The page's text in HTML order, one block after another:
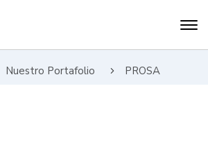
Nuestro Portafolio PROSA